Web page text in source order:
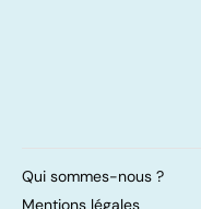
Qui sommes-nous ?
Mentions légales